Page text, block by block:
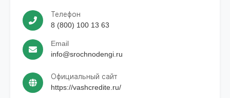
Телефон
8 (800) 100 13 63
Email
info@srochnodengi.ru
Официальный сайт
https://vashcredite.ru/